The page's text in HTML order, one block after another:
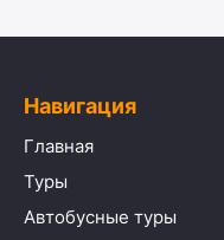
Навигация
Главная
Туры
Автобусные туры